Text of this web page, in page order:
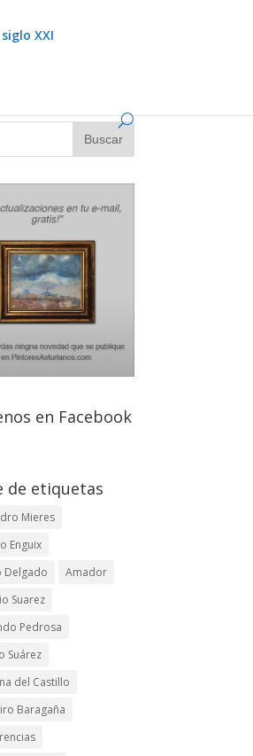
XXI
en Facebook
de etiquetas
Mieres
Enguix
Delgado
Amador
Suarez
Pedrosa
Suárez
del Castillo
Baragaña